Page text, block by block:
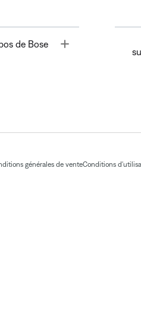
de Bose Toggle
générales de venteConditions